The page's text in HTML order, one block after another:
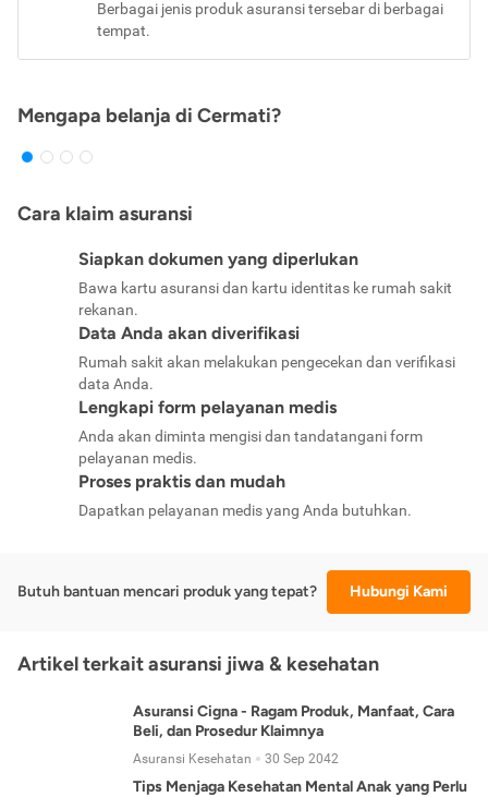
Berbagai jenis produk asuransi tersebar di berbagai
tempat.
Mengapa belanja di Cermati?
Cara klaim asuransi
Siapkan dokumen yang diperlukan
Bawa kartu asuransi dan kartu identitas ke rumah sakit
rekanan.
Data Anda akan diverifikasi
Rumah sakit akan melakukan pengecekan dan verifikasi
data Anda.
Lengkapi form pelayanan medis
Anda akan diminta mengisi dan tandatangani form
pelayanan medis.
Proses praktis dan mudah
Dapatkan pelayanan medis yang Anda butuhkan.
Butuh bantuan mencari produk yang tepat? Hubungi Kami
Artikel terkait asuransi jiwa & kesehatan
Asuransi Cigna - Ragam Produk, Manfaat, Cara
Beli, dan Prosedur Klaimnya
Asuransi Kesehatan 30 Sep 2042
Tips Menjaga Kesehatan Mental Anak yang Perlu